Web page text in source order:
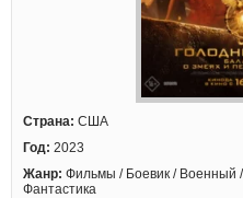
Страна: США
Год: 2023
Жанр: Фильмы / Боевик / Военный
Фантастика